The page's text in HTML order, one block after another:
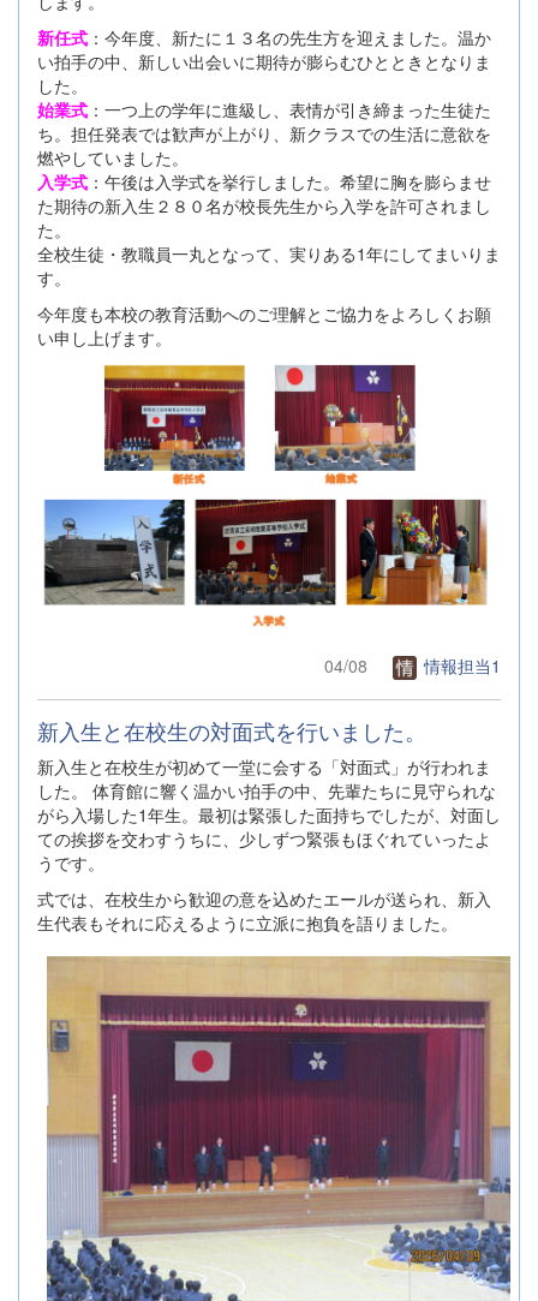
新任式 ：今年度、新たに１３名の先生方を迎えました。温か
い拍手の中、新しい出会いに期待が膨らむひとときとなりま
した。
始業式 ：一つ上の学年に進級し、表情が引き締まった生徒た
ち。担任発表では歓声が上がり、新クラスでの生活に意欲を
燃やしていました。
入学式 ：午後は入学式を挙行しました。希望に胸を膨らませ
た期待の新入生２８０名が校長先生から入学を許可されまし
た。
全校生徒・教職員一丸となって、実りある1年にしてまいりま
す。
今年度も本校の教育活動へのご理解とご協力をよろしくお願
い申し上げます。
04/08 情報担当1
新入生と在校生の対面式を行いました。
新入生と在校生が初めて一堂に会する「対面式」が行われま
した。 体育館に響く温かい拍手の中、先輩たちに見守られな
がら入場した1年生。最初は緊張した面持ちでしたが、対面し
ての挨拶を交わすうちに、少しずつ緊張もほぐれていったよ
うです。
式では、在校生から歓迎の意を込めたエールが送られ、新入
生代表もそれに応えるように立派に抱負を語りました。